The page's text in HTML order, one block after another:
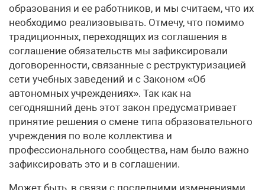
образования и ее работников, и мы считаем, что их
необходимо реализовывать. Отмечу, что помимо
традиционных, переходящих из соглашения в
соглашение обязательств мы зафиксировали
договоренности, связанные с реструктуризацией
сети учебных заведений и с Законом «Об
автономных учреждениях». Так как на
сегодняшний день этот закон предусматривает
принятие решения о смене типа образовательного
учреждения по воле коллектива и
профессионального сообщества, нам было важно
зафиксировать это и в соглашении.
Может быть, в связи с последними изменениями